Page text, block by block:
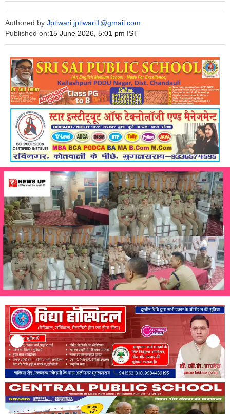
Authored by:Jptiwari.jptiwari1@gmail.com
Published on:15 June 2026, 5:01 pm IST